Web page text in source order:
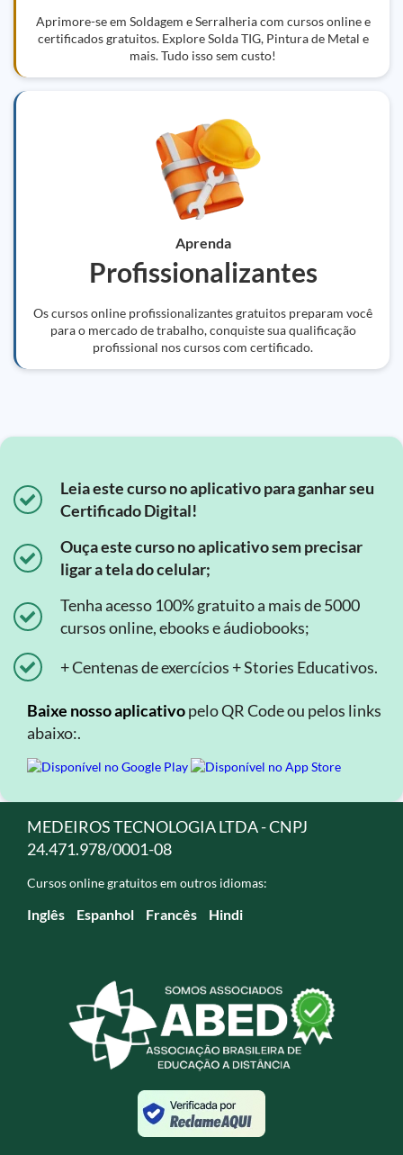
Aprimore-se em Soldagem e Serralheria com cursos online e
certificados gratuitos. Explore Solda TIG, Pintura de Metal e
mais. Tudo isso sem custo!
Aprenda
Profissionalizantes
Os cursos online profissionalizantes gratuitos preparam você
para o mercado de trabalho, conquiste sua qualificação
profissional nos cursos com certificado.
Leia este curso no aplicativo para ganhar seu
Certificado Digital!
Ouça este curso no aplicativo sem precisar
ligar a tela do celular;
Tenha acesso 100% gratuito a mais de 5000
cursos online, ebooks e áudiobooks;
+ Centenas de exercícios + Stories Educativos.
Baixe nosso aplicativopelo QR Code ou pelos links
abaixo:.
MEDEIROS TECNOLOGIA LTDA - CNPJ
24.471.978/0001-08
Cursos online gratuitos em outros idiomas:
Inglês Espanhol Francês Hindi